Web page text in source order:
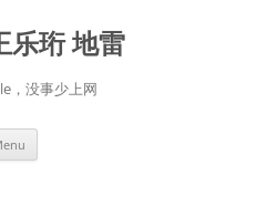
珩 地雷
，没事少上网